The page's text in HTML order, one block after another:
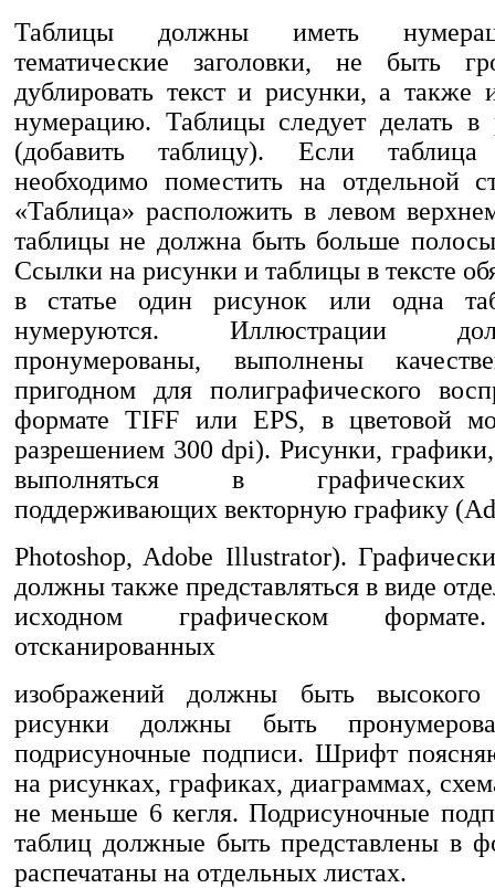
Таблицы должны иметь
тематические заголовки, не быть
дублировать текст и рисунки, а также
нумерацию. Таблицы следует делать в
(добавить таблицу). Если
необходимо поместить на отдельной
«Таблица» расположить в левом
таблицы не должна быть больше полосы
Ссылки на рисунки и таблицы в тексте
в статье один рисунок или одна
нумеруются. Иллюстрации
пронумерованы, выполнены
пригодном для полиграфического
формате TIFF или EPS, в цветовой
разрешением 300 dpi). Рисунки,
выполняться в графических
поддерживающих векторную графику
Photoshop, Adobе Illustrator).
должны также представляться в виде
исходном графическом
отсканированных
изображений должны быть высокого
рисунки должны быть
подрисуночные подписи. Шрифт
на рисунках, графиках, диаграммах,
не меньше 6 кегля. Подрисуночные
таблиц должные быть представлены в
распечатаны на отдельных листах.